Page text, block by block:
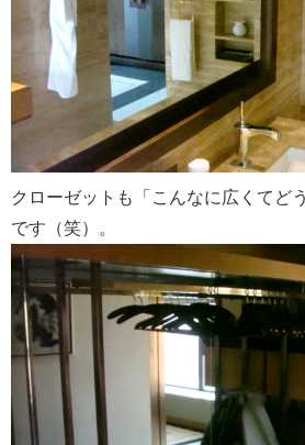
クローゼットも「こんなに広くてど
です（笑）。